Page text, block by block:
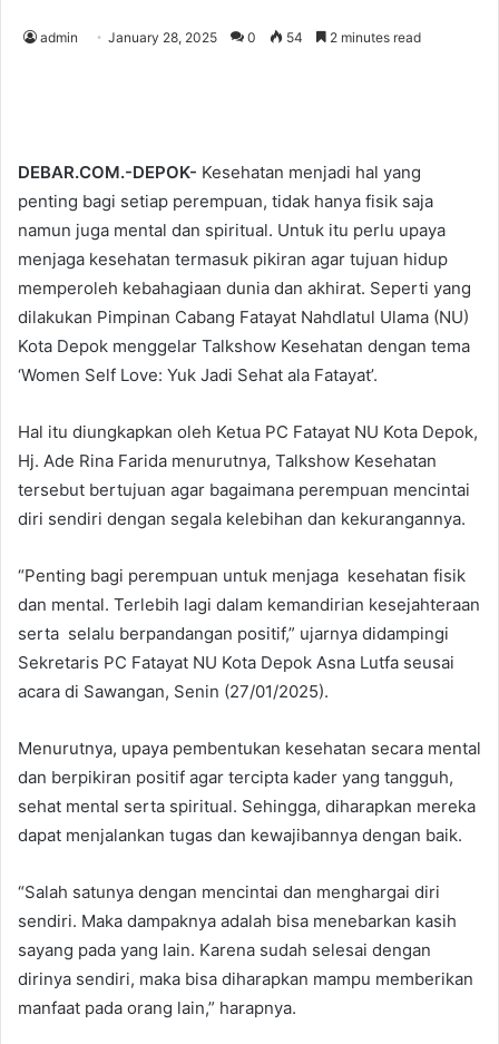
admin January 28, 2025 0 54 2 minutes read
DEBAR.COM.-DEPOK- Kesehatan menjadi hal yang
penting bagi setiap perempuan, tidak hanya fisik saja
namun juga mental dan spiritual. Untuk itu perlu upaya
menjaga kesehatan termasuk pikiran agar tujuan hidup
memperoleh kebahagiaan dunia dan akhirat. Seperti yang
dilakukan Pimpinan Cabang Fatayat Nahdlatul Ulama (NU)
Kota Depok menggelar Talkshow Kesehatan dengan tema
‘Women Self Love: Yuk Jadi Sehat ala Fatayat’.
Hal itu diungkapkan oleh Ketua PC Fatayat NU Kota Depok,
Hj. Ade Rina Farida menurutnya, Talkshow Kesehatan
tersebut bertujuan agar bagaimana perempuan mencintai
diri sendiri dengan segala kelebihan dan kekurangannya.
“Penting bagi perempuan untuk menjaga kesehatan fisik
dan mental. Terlebih lagi dalam kemandirian kesejahteraan
serta selalu berpandangan positif,” ujarnya didampingi
Sekretaris PC Fatayat NU Kota Depok Asna Lutfa seusai
acara di Sawangan, Senin (27/01/2025).
Menurutnya, upaya pembentukan kesehatan secara mental
dan berpikiran positif agar tercipta kader yang tangguh,
sehat mental serta spiritual. Sehingga, diharapkan mereka
dapat menjalankan tugas dan kewajibannya dengan baik.
“Salah satunya dengan mencintai dan menghargai diri
sendiri. Maka dampaknya adalah bisa menebarkan kasih
sayang pada yang lain. Karena sudah selesai dengan
dirinya sendiri, maka bisa diharapkan mampu memberikan
manfaat pada orang lain,” harapnya.